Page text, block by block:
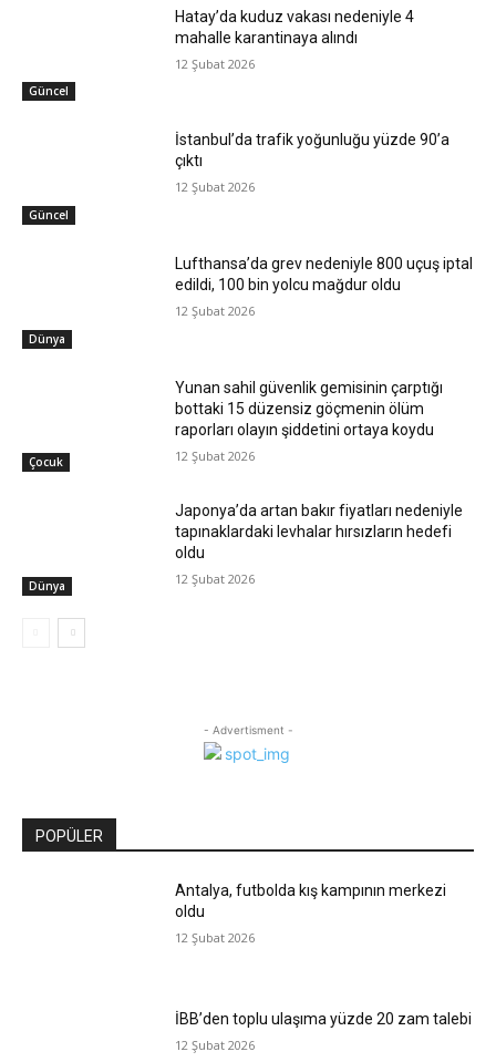
Güncel
Hatay’da kuduz vakası nedeniyle 4
mahalle karantinaya alındı
12 Şubat 2026
Güncel
İstanbul’da trafik yoğunluğu yüzde 90’a
çıktı
12 Şubat 2026
Dünya
Lufthansa’da grev nedeniyle 800 uçuş iptal
edildi, 100 bin yolcu mağdur oldu
12 Şubat 2026
Çocuk
Yunan sahil güvenlik gemisinin çarptığı
bottaki 15 düzensiz göçmenin ölüm
raporları olayın şiddetini ortaya koydu
12 Şubat 2026
Dünya
Japonya’da artan bakır fiyatları nedeniyle
tapınaklardaki levhalar hırsızların hedefi
oldu
12 Şubat 2026
- Advertisment -
POPÜLER
Antalya, futbolda kış kampının merkezi
oldu
12 Şubat 2026
İBB’den toplu ulaşıma yüzde 20 zam talebi
12 Şubat 2026